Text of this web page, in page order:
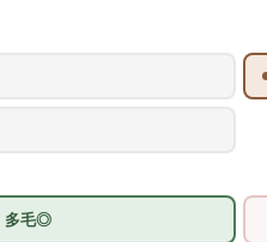
多毛◎